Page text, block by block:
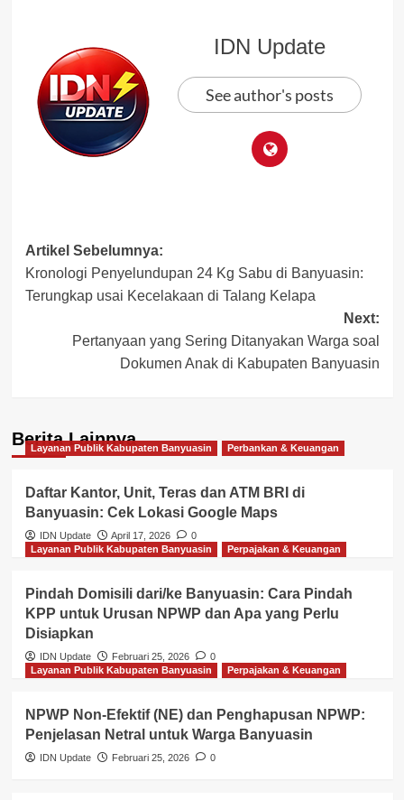
IDN Update
See author's posts
Post
navigation
Artikel Sebelumnya:
Kronologi Penyelundupan 24 Kg Sabu di Banyuasin:
Terungkap usai Kecelakaan di Talang Kelapa
Next:
Pertanyaan yang Sering Ditanyakan Warga soal
Dokumen Anak di Kabupaten Banyuasin
Berita Lainnya
Layanan Publik Kabupaten Banyuasin Perbankan & Keuangan
Daftar Kantor, Unit, Teras dan ATM BRI di
Banyuasin: Cek Lokasi Google Maps
IDN Update April 17, 2026
0
Layanan Publik Kabupaten Banyuasin
Perpajakan & Keuangan
Pindah Domisili dari/ke Banyuasin: Cara Pindah
KPP untuk Urusan NPWP dan Apa yang Perlu
Disiapkan
IDN Update Februari 25, 2026
0
Layanan Publik Kabupaten Banyuasin
Perpajakan & Keuangan
NPWP Non-Efektif (NE) dan Penghapusan NPWP:
Penjelasan Netral untuk Warga Banyuasin
IDN Update Februari 25, 2026 0